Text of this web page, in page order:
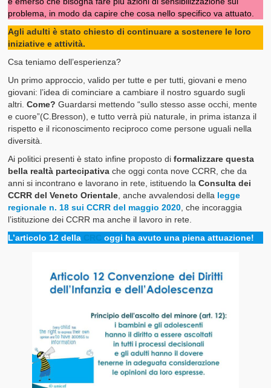
problema, in modo da capire che cosa nello specifico va attuato.
Agli adulti è stato chiesto di continuare a sostenere le loro
iniziative e attività.
Csa teniamo dell’esperienza?
Un primo approccio, valido per tutte e per tutti, giovani e meno
giovani: l’idea di cominciare a cambiare il nostro sguardo sugli
altri.Come? Guardarsi mettendo “sullo stesso asse occhi, mente
e cuore”(C.Bresson), e tutto verrà più naturale, in prima istanza il
rispetto e il riconoscimento reciproco come persone uguali nella
diversità.
Ai politici presenti è stato infine proposto diformalizzare questa
bella realtà partecipativa che oggi conta nove CCRR, che da
anni si incontrano e lavorano in rete, istituendo laConsulta dei
CCRR del Veneto Orientale, anche avvalendosi della legge
regionale n. 18 sui CCRR del maggio 2020, che incoraggia
l’istituzione dei CCRR ma anche il lavoro in rete.
L’articolo 12 della
CRCoggi ha avuto una piena attuazione!